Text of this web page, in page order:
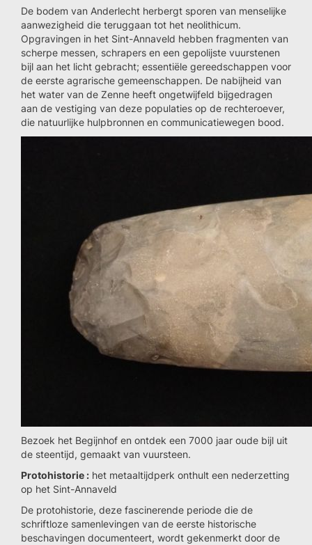
De bodem van Anderlecht herbergt sporen van menselijke
aanwezigheid die teruggaan tot het neolithicum.
Opgravingen in het Sint-Annaveld hebben fragmenten van
scherpe messen, schrapers en een gepolijste vuurstenen
bijl aan het licht gebracht; essentiële gereedschappen voor
de eerste agrarische gemeenschappen. De nabijheid van
het water van de Zenne heeft ongetwijfeld bijgedragen
aan de vestiging van deze populaties op de rechteroever,
die natuurlijke hulpbronnen en communicatiewegen bood.
Bezoek het Begijnhof en ontdek een 7000 jaar oude bijl uit
de steentijd, gemaakt van vuursteen.
Protohistorie : het metaaltijdperk onthult een nederzetting
op het Sint-Annaveld
De protohistorie, deze fascinerende periode die de
schriftloze samenlevingen van de eerste historische
beschavingen documenteert, wordt gekenmerkt door de